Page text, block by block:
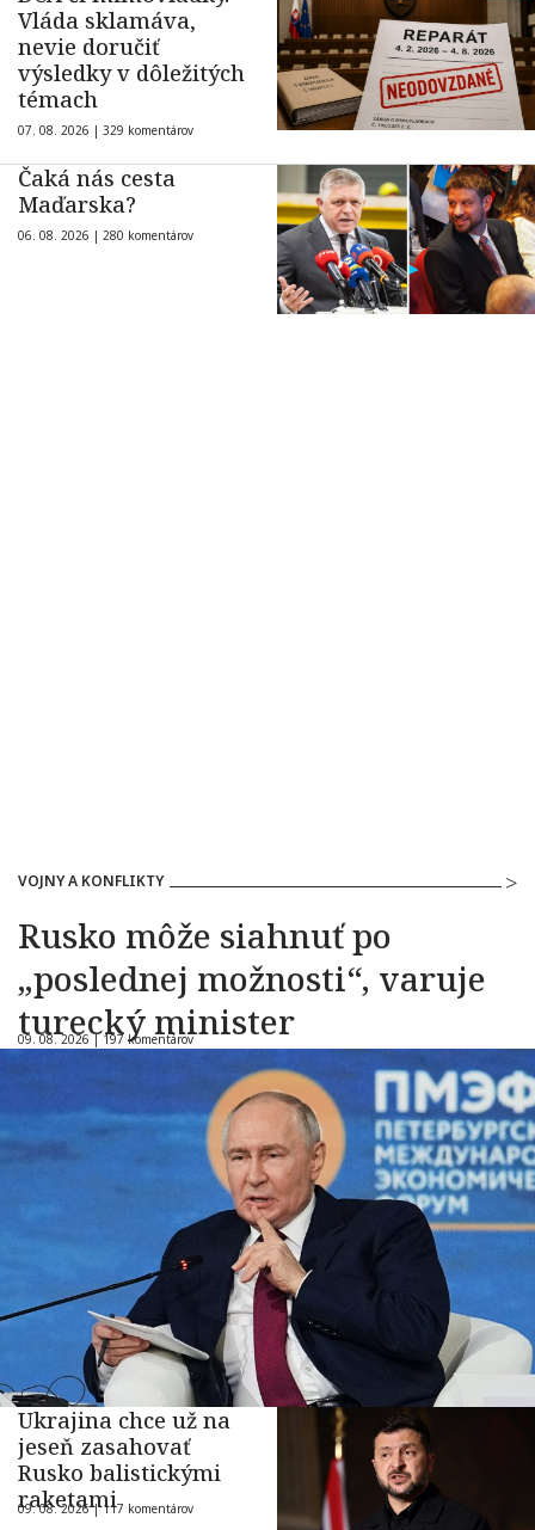
Vláda sklamáva,
nevie doručiť
výsledky v dôležitých
témach
07. 08. 2026 | 329 komentárov
Čaká nás cesta
Maďarska?
06. 08. 2026 | 280 komentárov
VOJNY A KONFLIKTY
Rusko môže siahnuť po
„poslednej možnosti“, varuje
turecký minister
09. 08. 2026 |197 komentárov
Ukrajina chce už na
jeseň zasahovať
Rusko balistickými
raketami
09. 08. 2026 |117 komentárov